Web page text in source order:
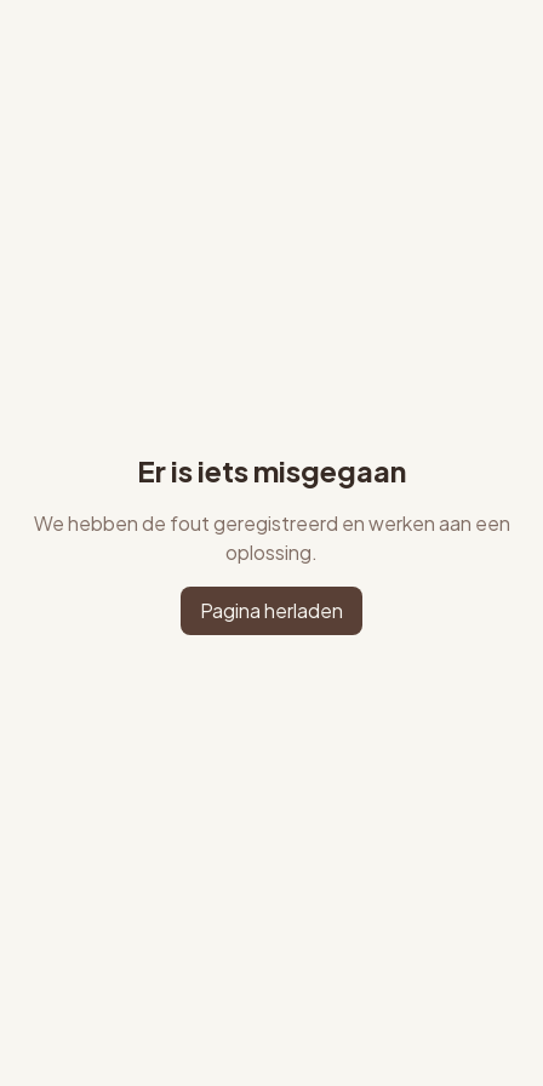
Er is iets misgegaan
We hebben de fout geregistreerd en werken aan een
oplossing.
Pagina herladen